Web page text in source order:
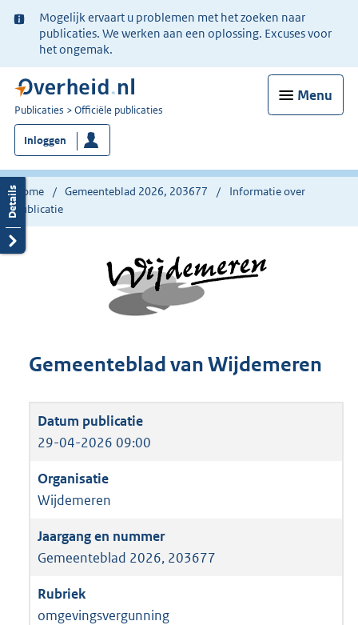
Ter
informatie:
Mogelijk ervaart u problemen met het zoeken naar
publicaties. We werken aan een oplossing. Excuses voor
het ongemak.
Menu
U
bent
nu
hier:
Publicaties Officiële publicaties
Inloggen
Home Gemeenteblad 2026, 203677
Informatie over
publicatie
Gemeenteblad van Wijdemeren
29-04-2026 09:00
Wijdemeren
Gemeenteblad 2026, 203677
omgevingsvergunning